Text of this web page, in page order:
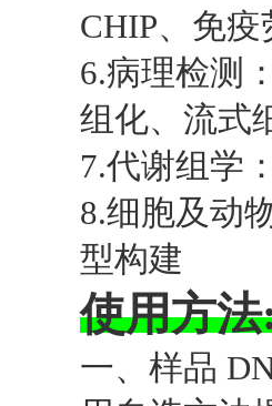
CHIP、免
6.病理检测
组化、流式
7.代谢组学
8.细胞及动
型构建
使用方
一、样品